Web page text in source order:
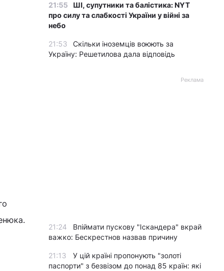
21:55
ШІ, супутники та балістика: NYT
про силу та слабкості України у війні за
небо
21:53
Скільки іноземців воюють за
Україну: Решетилова дала відповідь
Реклама
21:24
Впіймати пускову "Іскандера" вкрай
важко: Бескрестнов назвав причину
21:13
У цій країні пропонують "золоті
паспорти" з безвізом до понад 85 країн: які